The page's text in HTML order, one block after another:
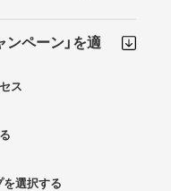
ペーン」を適
ス
を選択する